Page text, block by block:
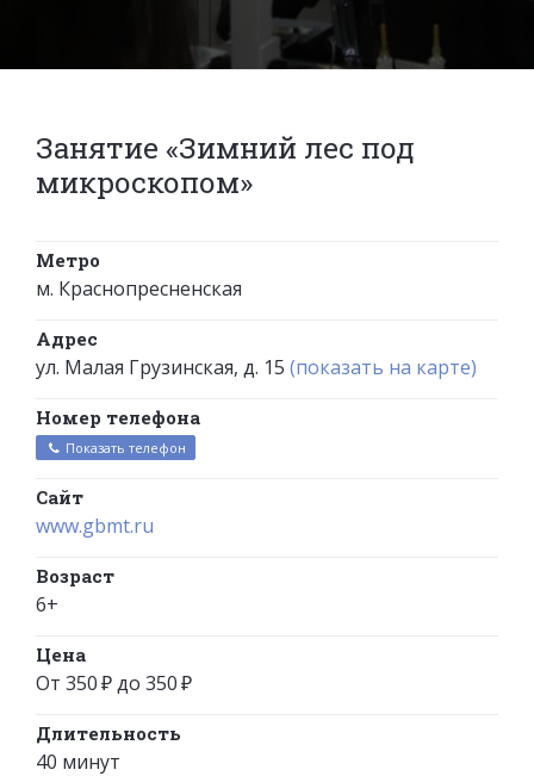
Занятие «Зимний лес под
микроскопом»
Метро
м. Краснопресненская
Адрес
ул. Малая Грузинская, д. 15 (показать на карте)
Номер телефона
Показать телефон
Сайт
www.gbmt.ru
Возраст
6+
Цена
От 350 ₽ до 350 ₽
Длительность
40 минут